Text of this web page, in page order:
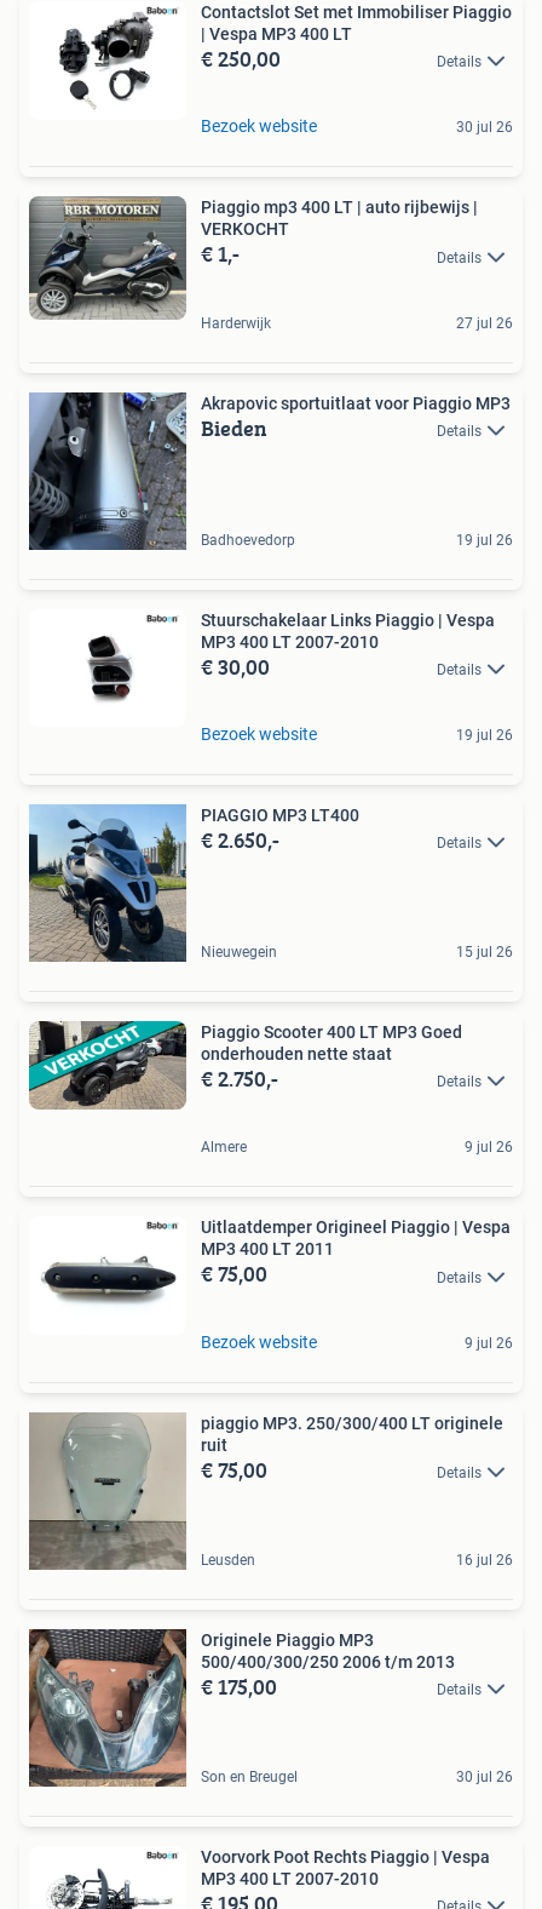
Contactslot Set met Immobiliser Piaggio
| Vespa MP3 400 LT
€ 250,00 Details
Bezoek website 30 jul 26
Piaggio mp3 400 LT | auto rijbewijs |
VERKOCHT
€ 1,- Details
Harderwijk 27 jul 26
Akrapovic sportuitlaat voor Piaggio MP3
Bieden Details
Badhoevedorp 19 jul 26
Stuurschakelaar Links Piaggio | Vespa
MP3 400 LT 2007-2010
€ 30,00 Details
Bezoek website 19 jul 26
PIAGGIO MP3 LT400
€ 2.650,- Details
Nieuwegein 15 jul 26
Piaggio Scooter 400 LT MP3 Goed
onderhouden nette staat
€ 2.750,- Details
Almere 9 jul 26
Uitlaatdemper Origineel Piaggio | Vespa
MP3 400 LT 2011
€ 75,00 Details
Bezoek website 9 jul 26
piaggio MP3. 250/300/400 LT originele
ruit
€ 75,00 Details
Leusden 16 jul 26
Originele Piaggio MP3
500/400/300/250 2006 t/m 2013
€ 175,00 Details
Son en Breugel 30 jul 26
Voorvork Poot Rechts Piaggio | Vespa
MP3 400 LT 2007-2010